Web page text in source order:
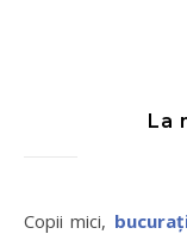
La
Copii mici,